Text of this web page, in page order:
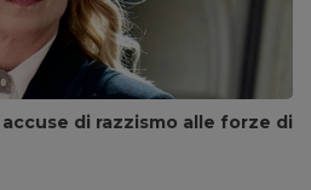
di razzismo alle forze di